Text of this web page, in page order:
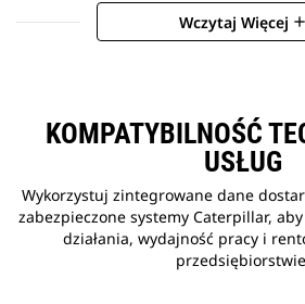
Wczytaj Więcej add
KOMPATYBILNOŚĆ
USŁUG
Wykorzystuj zintegrowane dane
zabezpieczone systemy Caterpillar,
działania, wydajność pracy i